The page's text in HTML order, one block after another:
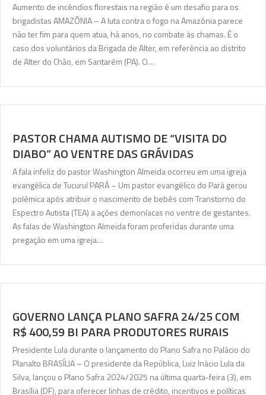
Aumento de incêndios florestais na região é um desafio para os
brigadistas AMAZÔNIA – A luta contra o fogo na Amazônia parece
não ter fim para quem atua, há anos, no combate às chamas. É o
caso dos voluntários da Brigada de Alter, em referência ao distrito
de Alter do Chão, em Santarém (PA). O…
PASTOR CHAMA AUTISMO DE “VISITA DO
DIABO” AO VENTRE DAS GRÁVIDAS
A fala infeliz do pastor Washington Almeida ocorreu em uma igreja
evangélica de Tucuruí PARÁ – Um pastor evangélico do Pará gerou
polêmica após atribuir o nascimento de bebês com Transtorno do
Espectro Autista (TEA) a ações demoníacas no ventre de gestantes.
As falas de Washington Almeida foram proferidas durante uma
pregação em uma igreja…
GOVERNO LANÇA PLANO SAFRA 24/25 COM
R$ 400,59 BI PARA PRODUTORES RURAIS
Presidente Lula durante o lançamento do Plano Safra no Palácio do
Planalto BRASÍLIA – O presidente da República, Luiz Inácio Lula da
Silva, lançou o Plano Safra 2024/2025 na última quarta-feira (3), em
Brasília (DF), para oferecer linhas de crédito, incentivos e políticas